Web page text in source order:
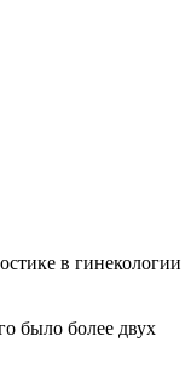
было более двух